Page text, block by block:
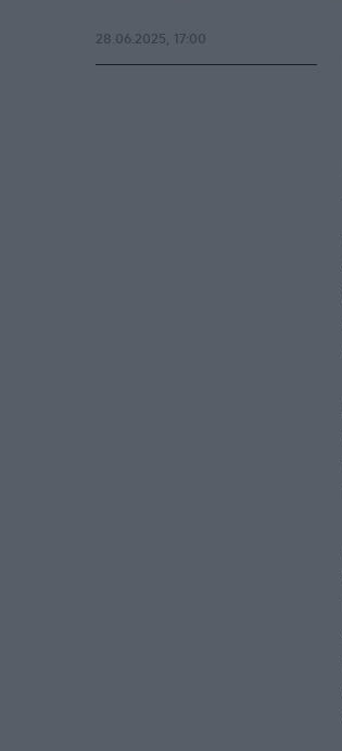
28.06.2025, 17:00